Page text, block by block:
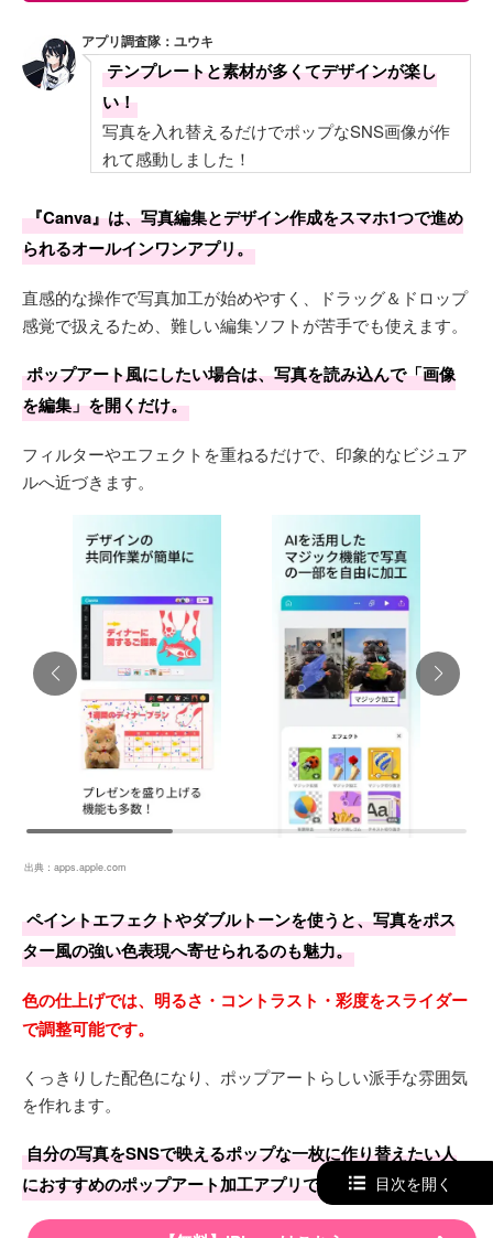
アプリ調査隊：ユウキ
テンプレートと素材が多くてデザインが楽し
い！
写真を入れ替えるだけでポップなSNS画像が作
れて感動しました！
『Canva』は、写真編集とデザイン作成をスマホ1つで進め
られるオールインワンアプリ。
直感的な操作で写真加工が始めやすく、ドラッグ＆ドロップ
感覚で扱えるため、難しい編集ソフトが苦手でも使えます。
ポップアート風にしたい場合は、写真を読み込んで「画像
を編集」を開くだけ。
フィルターやエフェクトを重ねるだけで、印象的なビジュア
ルへ近づきます。
出典： apps.apple.com
ペイントエフェクトやダブルトーンを使うと、写真をポス
ター風の強い色表現へ寄せられるのも魅力。
色の仕上げでは、明るさ・コントラスト・彩度をスライダー
で調整可能です。
くっきりした配色になり、ポップアートらしい派手な雰囲気
を作れます。
自分の写真をSNSで映えるポップな一枚に作り替えたい人
におすすめのポップアート加工アプリです。
目次を開く